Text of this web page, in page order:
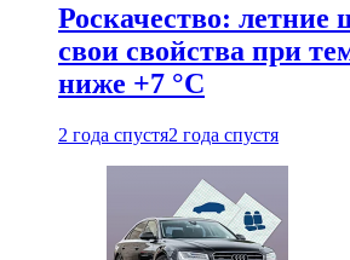
Роскачество:
свои свойства при
ниже +7 °C
2 года спустя2 года спустя